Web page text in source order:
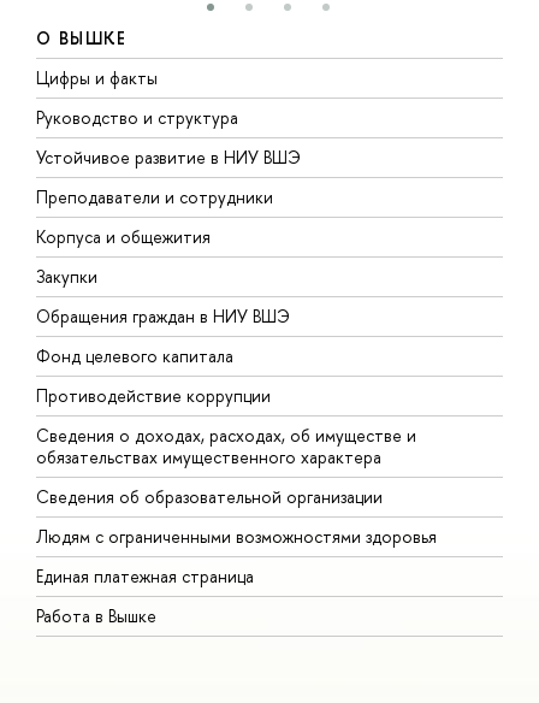
О ВЫШКЕ
Цифры и факты
Руководство и структура
Устойчивое развитие в НИУ ВШЭ
Преподаватели и сотрудники
Корпуса и общежития
Закупки
Обращения граждан в НИУ ВШЭ
Фонд целевого капитала
Противодействие коррупции
Сведения о доходах, расходах, об имуществе и
обязательствах имущественного характера
Сведения об образовательной организации
Людям с ограниченными возможностями здоровья
Единая платежная страница
Работа в Вышке